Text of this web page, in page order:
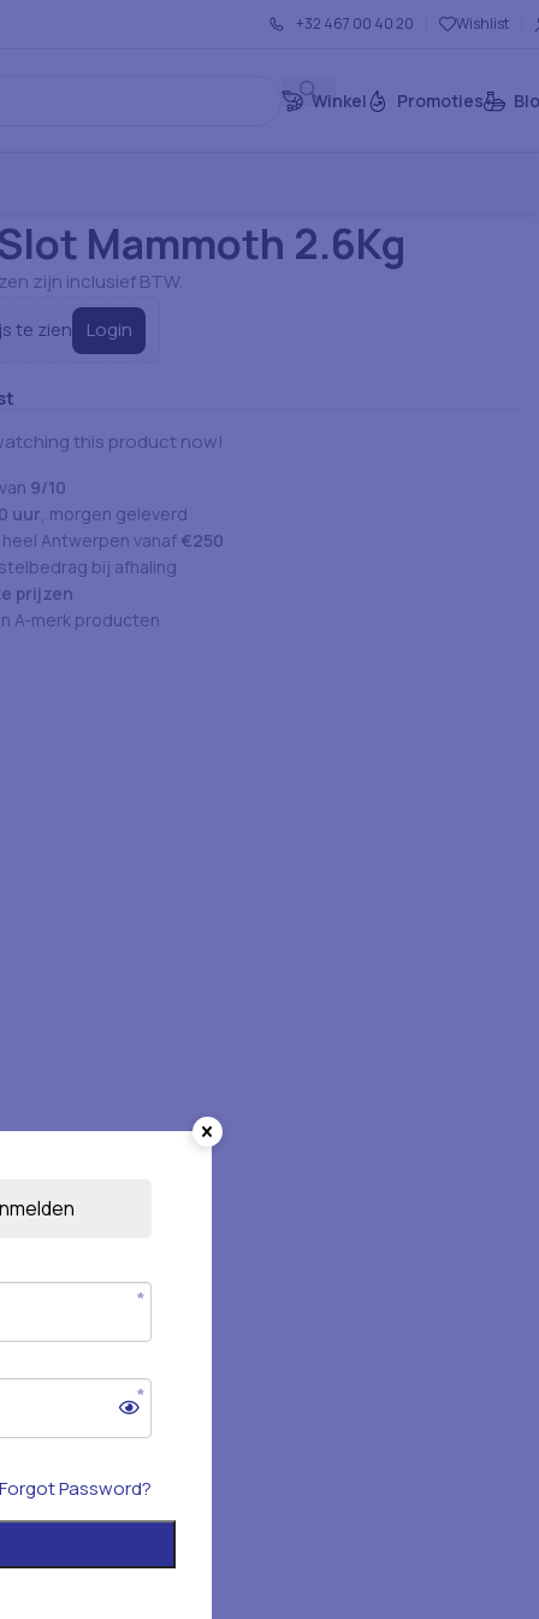
+32 467 00 40 20 Wishlist
Winkel Promoties
Mammoth 2.6Kg
zijn inclusief BTW.
te zien Login
this product now!
9/10
uur, morgen geleverd
Antwerpen vanaf €250
bij afhaling
prijzen
A-merk producten
Password?